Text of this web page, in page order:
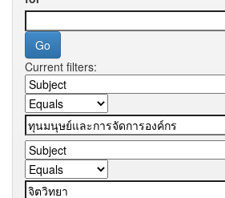
Current filters: